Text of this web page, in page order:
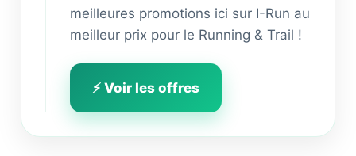
meilleures promotions ici sur I-Run au
meilleur prix pour le Running & Trail !
⚡ Voir les offres